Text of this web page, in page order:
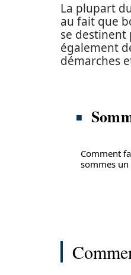
La plupart
au fait que
se destinent
également
démarches
Comment
sommes un